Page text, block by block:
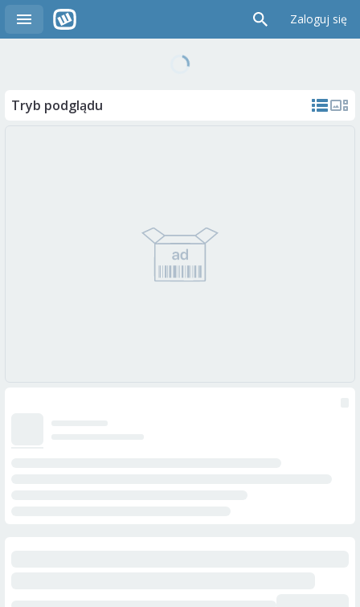
Zaloguj się
Tryb podglądu